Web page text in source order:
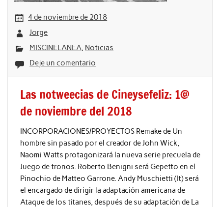
4 de noviembre de 2018
Jorge
MISCINELANEA, Noticias
Deje un comentario
Las notweecias de Cineysefeliz: 1@
de noviembre del 2018
INCORPORACIONES/PROYECTOS Remake de Un
hombre sin pasado por el creador de John Wick,
Naomi Watts protagonizará la nueva serie precuela de
Juego de tronos. Roberto Benigni será Gepetto en el
Pinochio de Matteo Garrone. Andy Muschietti (It) será
el encargado de dirigir la adaptación americana de
Ataque de los titanes, después de su adaptación de La